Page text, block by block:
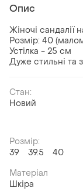
Опис
Жіночі сандалії
Розмір: 40
Устілка - 25 см
Дуже стильні та
Стан:
Новий
Розмір:
39
39.5 40
Матеріал
Шкіра